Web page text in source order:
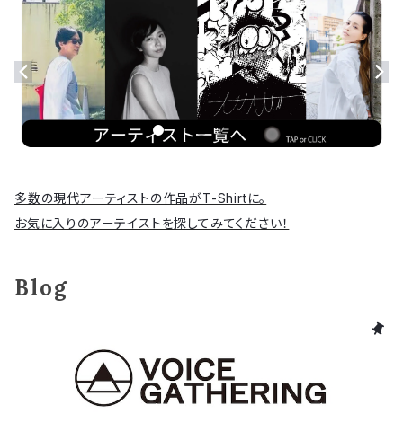
多数の現代アーティストの作品がT-Shirtに。
お気に入りのアーテイストを探してみてください！
Blog